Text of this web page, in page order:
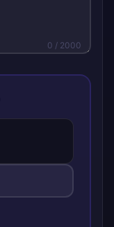
0 / 2000